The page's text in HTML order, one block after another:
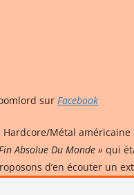
sur Facebook
Hardcore/Métal américaine
Absolue Du Monde » qui
d’en écouter un